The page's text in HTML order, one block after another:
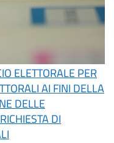
ELETTORALE PER
AI FINI DELLA
DELLE
DI